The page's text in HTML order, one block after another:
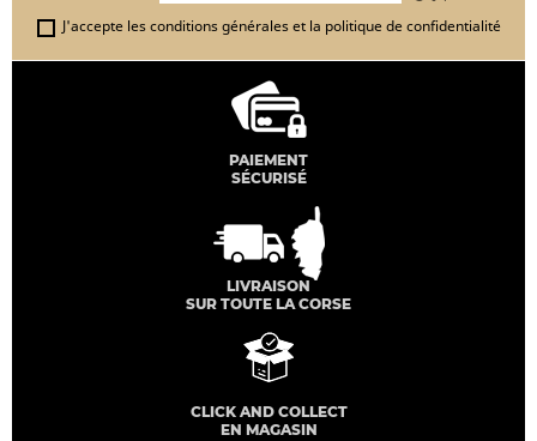
J'accepte les conditions générales et la politique de confidentialité
PAIEMENT
SÉCURISÉ
LIVRAISON
SUR TOUTE LA CORSE
CLICK AND COLLECT
EN MAGASIN